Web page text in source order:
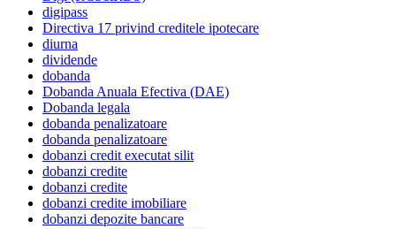
digipass
Directiva 17 privind creditele ipotecare
diurna
dividende
dobanda
Dobanda Anuala Efectiva (DAE)
Dobanda legala
dobanda penalizatoare
dobanda penalizatoare
dobanzi credit executat silit
dobanzi credite
dobanzi credite
dobanzi credite imobiliare
dobanzi depozite bancare